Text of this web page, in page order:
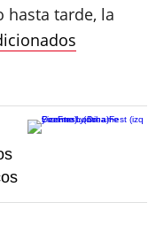
hasta tarde, la